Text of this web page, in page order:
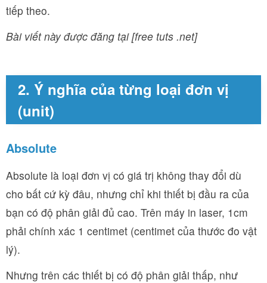
tiếp theo.
Bài viết này được đăng tại [free tuts .net]
2. Ý nghĩa của từng loại đơn vị
(unit)
Absolute
Absolute là loại đơn vị có giá trị không thay đổi dù
cho bất cứ kỳ đâu, nhưng chỉ khi thiết bị đầu ra của
bạn có độ phân giải đủ cao. Trên máy in laser, 1cm
phải chính xác 1 centimet (centimet của thước đo vật
lý).
Nhưng trên các thiết bị có độ phân giải thấp, như